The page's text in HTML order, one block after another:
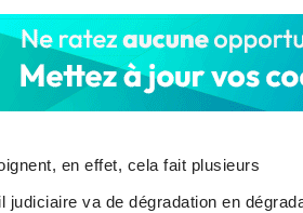
en effet, cela fait plusieurs
judiciaire va de dégradation en